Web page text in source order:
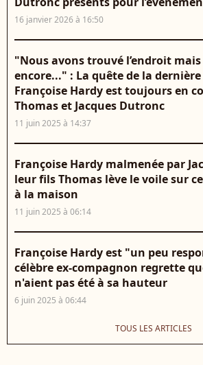
16 janvier 2026 à 16:50
"Nous avons trouvé l’endroit
encore..." : La quête de la
Françoise Hardy est toujours en
Thomas et Jacques Dutronc
11 juin 2025 à 14:37
Françoise Hardy malmenée par
leur fils Thomas lève le voile sur
à la maison
11 juin 2025 à 06:14
Françoise Hardy est "un peu
célèbre ex-compagnon regrette
n'aient pas été à sa hauteur
6 juin 2025 à 06:44
TOUS LES ARTICLES